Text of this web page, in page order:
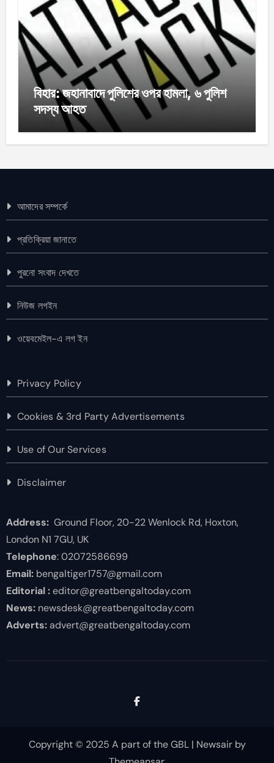
বিহার: জহানাবাদে পুলিশের ওপর হামলা, ৬ পুলিশ
সদস্য আহত
আমাদের সম্পর্কে
প্রতিক্রিয়া জানাতে
পুরনো সংবাদ দেখতে
নিউজ লগইন
ওয়েবমেইল-এ লগ ইন
Privacy Policy
Cookies & 3rd Party Advertisements
Use of Our Services
Disclaimer
Address:Ground Floor, 20-22 Wenlock Rd, Hoxton,
London N1 7GU, UK
Telephone: 02072586699
Email:bengaltiger1757@gmail.com
Editorial :editor@greatbengaltoday.com
News:newsdesk@greatbengaltoday.com
Adverts:advert@greatbengaltoday.com
Copyright © 2025 A part of the GBL | Newsairby